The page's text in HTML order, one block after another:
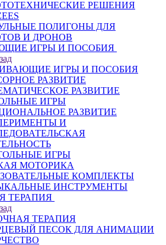
РЕШЕНИЯ
ПОЛИГОНЫ ДЛЯ
И ДРОНОВ
ИГРЫ И ПОСОБИЯ
ИГРЫ И ПОСОБИЯ
РАЗВИТИЕ
РАЗВИТИЕ
ИГРЫ
РАЗВИТИЕ
И
ИГРЫ
МОТОРИКА
КОМПЛЕКТЫ
ИНСТРУМЕНТЫ
ТЕРАПИЯ
ТЕРАПИЯ
ПЕСОК ДЛЯ АНИМАЦИИ